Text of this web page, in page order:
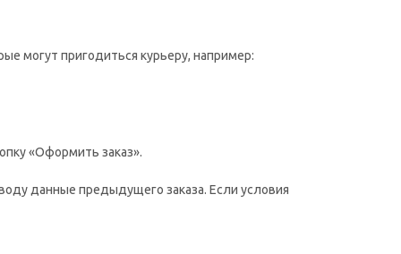
могут пригодиться курьеру, например:
«Оформить заказ».
данные предыдущего заказа. Если условия